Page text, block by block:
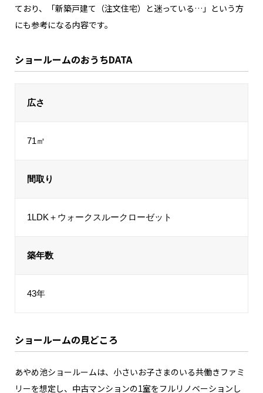
ており、「新築戸建て（注文住宅）と迷っている…」という方
にも参考になる内容です。
ショールームのおうちDATA
広さ
71㎡
間取り
1LDK＋ウォークスルークローゼット
築年数
43年
ショールームの見どころ
あやめ池ショールームは、小さいお子さまのいる共働きファミ
リーを想定し、中古マンションの1室をフルリノベーションし